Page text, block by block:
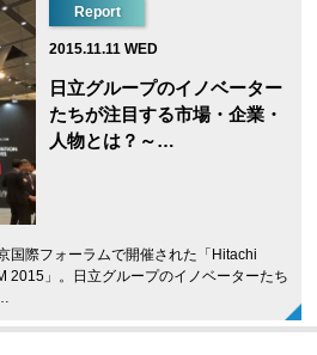
Report
2015.11.11 WED
日立グループのイノベーター
たちが注目する市場・企業・
人物とは？～…
国際フォーラムで開催された「Hitachi
2015」。日立グループのイノベーターたち